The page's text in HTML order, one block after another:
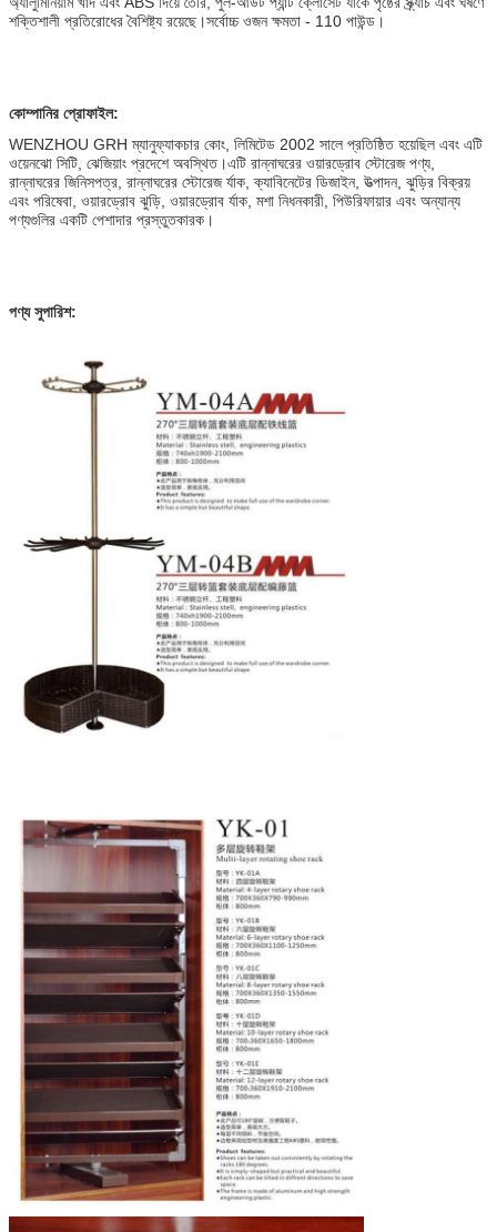
শক্তিশালী প্রতিরোধের বৈশিষ্ট্য রয়েছে।সর্বোচ্চ ওজন ক্ষমতা - 110 পাউন্ড।
কোম্পানির প্রোফাইল:
WENZHOU GRH ম্যানুফ্যাকচার কোং, লিমিটেড 2002 সালে প্রতিষ্ঠিত হয়েছিল এবং এটি
ওয়েনঝো সিটি, ঝেজিয়াং প্রদেশে অবস্থিত।এটি রান্নাঘরের ওয়ারড্রোব স্টোরেজ পণ্য,
রান্নাঘরের জিনিসপত্র, রান্নাঘরের স্টোরেজ র্যাক, ক্যাবিনেটের ডিজাইন, উত্পাদন, ঝুড়ির বিক্রয়
এবং পরিষেবা, ওয়ারড্রোব ঝুড়ি, ওয়ারড্রোব র্যাক, মশা নিধনকারী, পিউরিফায়ার এবং অন্যান্য
পণ্যগুলির একটি পেশাদার প্রস্তুতকারক।
পণ্য সুপারিশ: